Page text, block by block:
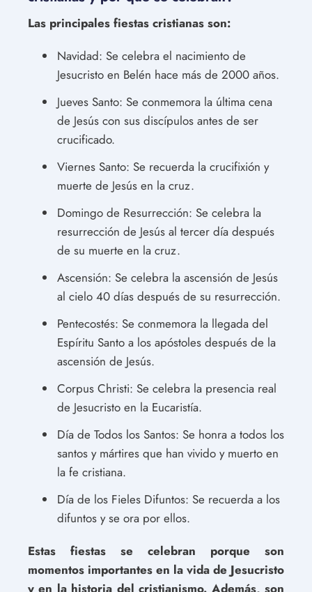
Las principales fiestas cristianas son:
Navidad: Se celebra el nacimiento de
Jesucristo en Belén hace más de 2000 años.
Jueves Santo: Se conmemora la última cena
de Jesús con sus discípulos antes de ser
crucificado.
Viernes Santo: Se recuerda la crucifixión y
muerte de Jesús en la cruz.
Domingo de Resurrección: Se celebra la
resurrección de Jesús al tercer día después
de su muerte en la cruz.
Ascensión: Se celebra la ascensión de Jesús
al cielo 40 días después de su resurrección.
Pentecostés: Se conmemora la llegada del
Espíritu Santo a los apóstoles después de la
ascensión de Jesús.
Corpus Christi: Se celebra la presencia real
de Jesucristo en la Eucaristía.
Día de Todos los Santos: Se honra a todos los
santos y mártires que han vivido y muerto en
la fe cristiana.
Día de los Fieles Difuntos: Se recuerda a los
difuntos y se ora por ellos.
Estas fiestas se celebran porque son
momentos importantes en la vida de Jesucristo
y en la historia del cristianismo. Además, son